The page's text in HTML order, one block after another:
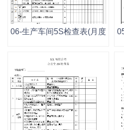
06-生产车间5S检查表(月度汇总